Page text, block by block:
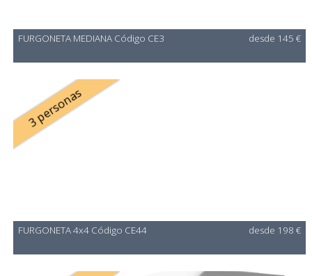
FURGONETA MEDIANA Código CE3 desde 145 €
3 personas
FURGONETA 4x4 Código CE44 desde 198 €